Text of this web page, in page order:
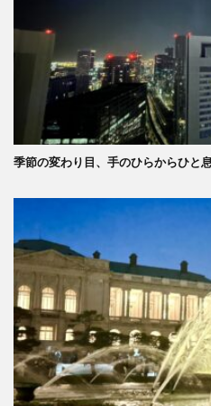
季節の変わり目、手のひらからひと息